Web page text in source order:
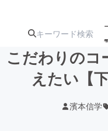
注目のリ
ターン
ジェ
こだわりのコ
えたい【
濱本信学